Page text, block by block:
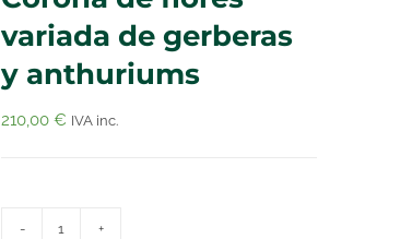
variada de gerberas
y anthuriums
210,00 € IVA inc.